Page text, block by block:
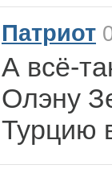
Патриот
А всё-
Олэну
Турцию